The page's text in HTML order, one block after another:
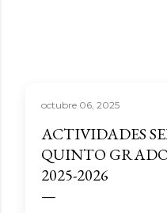
octubre 06, 2025
ACTIVIDADES
QUINTO
2025-2026